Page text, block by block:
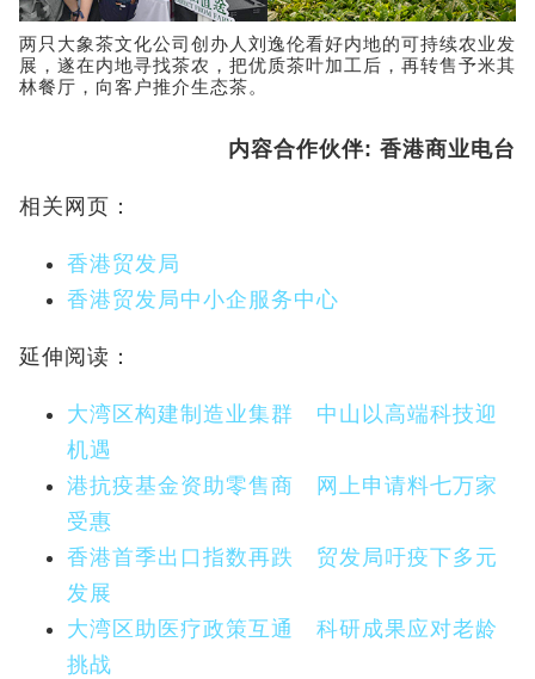
两只大象茶文化公司创办人刘逸伦看好内地的可持续农业发
展，遂在内地寻找茶农，把优质茶叶加工后，再转售予米其
林餐厅，向客户推介生态茶。
内容合作伙伴: 香港商业电台
相关网页：
香港贸发局
香港贸发局中小企服务中心
延伸阅读：
大湾区构建制造业集群 中山以高端科技迎
机遇
港抗疫基金资助零售商 网上申请料七万家
受惠
香港首季出口指数再跌 贸发局吁疫下多元
发展
大湾区助医疗政策互通 科研成果应对老龄
挑战